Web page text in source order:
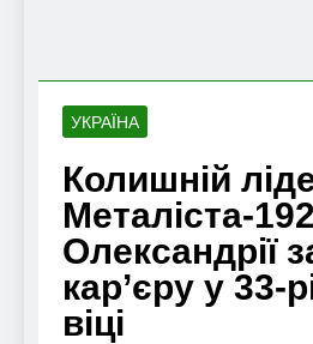
УКРАЇНА
Колишній
Металіста-
Олександрії
кар’єру у 33-
віці